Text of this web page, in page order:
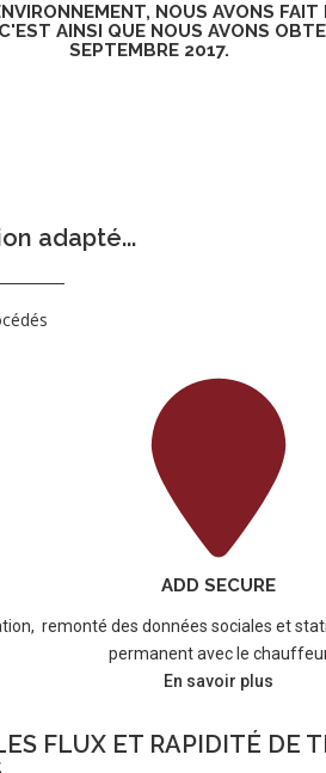
NOUS AVONS
AINSI QUE NOUS AVONS
SEPTEMBRE 2017.
adapté...
ADD SECURE
remonté des données sociales et
permanent avec le
En savoir plus
FLUX ET RAPIDITÉ DE